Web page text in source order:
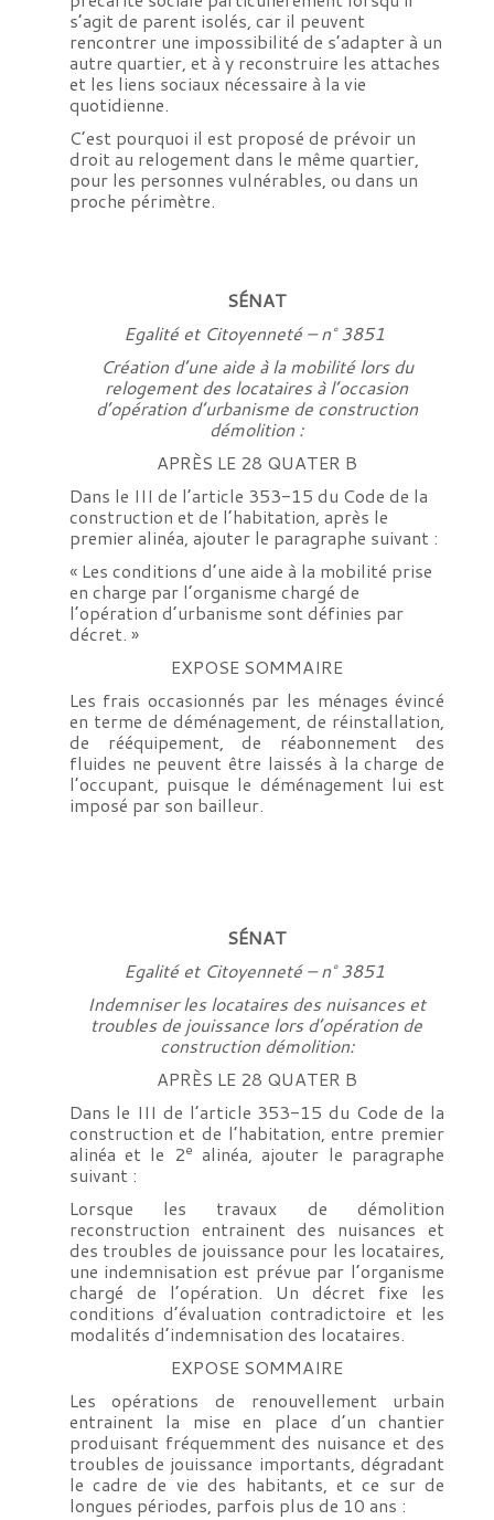
s’agit de parent isolés, car il peuvent
rencontrer une impossibilité de s’adapter à un
autre quartier, et à y reconstruire les attaches
et les liens sociaux nécessaire à la vie
quotidienne.
C’est pourquoi il est proposé de prévoir un
droit au relogement dans le même quartier,
pour les personnes vulnérables, ou dans un
proche périmètre.
SÉNAT
Egalité et Citoyenneté – n° 3851
Création d’une aide à la mobilité lors du
relogement des locataires à l’occasion
d’opération d’urbanisme de construction
démolition :
APRÈS LE 28 QUATER B
Dans le III de l’article 353-15 du Code de la
construction et de l’habitation, après le
premier alinéa, ajouter le paragraphe suivant :
« Les conditions d’une aide à la mobilité prise
en charge par l’organisme chargé de
l’opération d’urbanisme sont définies par
décret. »
EXPOSE SOMMAIRE
Les frais occasionnés par les ménages évincé
en terme de déménagement, de réinstallation,
de rééquipement, de réabonnement des
fluides ne peuvent être laissés à la charge de
l’occupant, puisque le déménagement lui est
imposé par son bailleur.
SÉNAT
Egalité et Citoyenneté – n° 3851
Indemniser les locataires des nuisances et
troubles de jouissance lors d’opération de
construction démolition:
APRÈS LE 28 QUATER B
Dans le III de l’article 353-15 du Code de la
construction et de l’habitation, entre premier
alinéa et le 2e alinéa, ajouter le paragraphe
suivant :
Lorsque les travaux de démolition
reconstruction entrainent des nuisances et
des troubles de jouissance pour les locataires,
une indemnisation est prévue par l’organisme
chargé de l’opération. Un décret fixe les
conditions d’évaluation contradictoire et les
modalités d’indemnisation des locataires.
EXPOSE SOMMAIRE
Les opérations de renouvellement urbain
entrainent la mise en place d’un chantier
produisant fréquemment des nuisance et des
troubles de jouissance importants, dégradant
le cadre de vie des habitants, et ce sur de
longues périodes, parfois plus de 10 ans :